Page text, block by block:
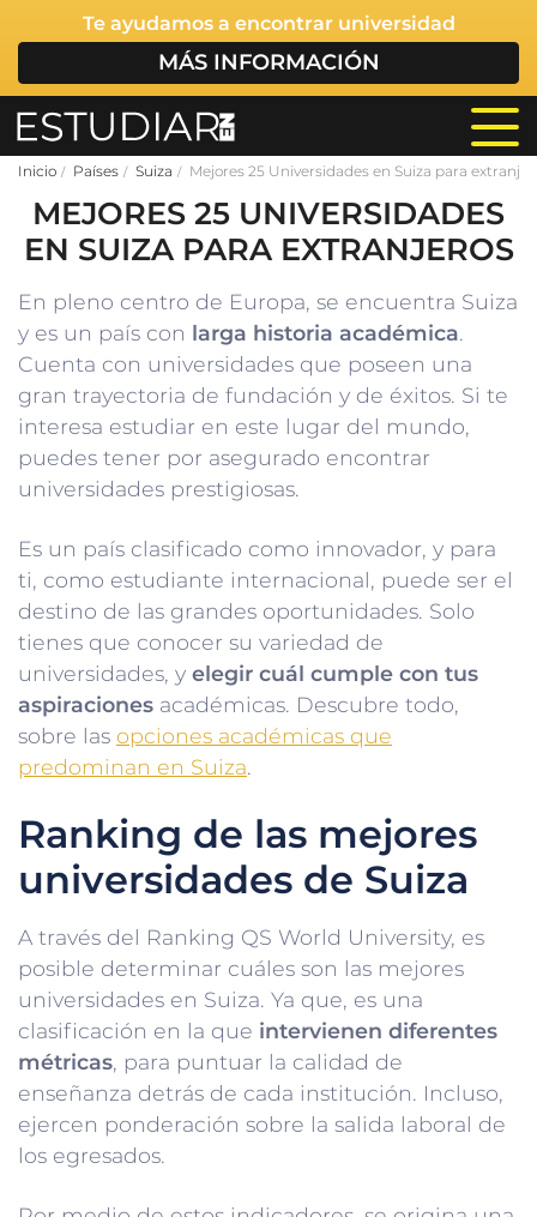
Te ayudamos a encontrar universidad
MÁS INFORMACIÓN
Inicio Países Suiza Mejores 25 Universidades en Suiza para
MEJORES 25 UNIVERSIDADES
EN SUIZA PARA EXTRANJEROS
En pleno centro de Europa, se encuentra Suiza
y es un país con larga historia académica.
Cuenta con universidades que poseen una
gran trayectoria de fundación y de éxitos. Si te
interesa estudiar en este lugar del mundo,
puedes tener por asegurado encontrar
universidades prestigiosas.
Es un país clasificado como innovador, y para
ti, como estudiante internacional, puede ser el
destino de las grandes oportunidades. Solo
tienes que conocer su variedad de
universidades, y elegir cuál cumple con tus
aspiraciones académicas. Descubre todo,
sobre las opciones académicas que
predominan en Suiza.
Ranking de las mejores
universidades de Suiza
A través del Ranking QS World University, es
posible determinar cuáles son las mejores
universidades en Suiza. Ya que, es una
clasificación en la que intervienen diferentes
métricas, para puntuar la calidad de
enseñanza detrás de cada institución. Incluso,
ejercen ponderación sobre la salida laboral de
los egresados.